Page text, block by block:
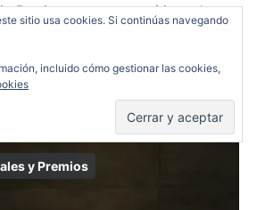
Dupieux: nuestras críticas de
en destacar el humor no
y Premios
sitio usa cookies. Si continúas navegando
incluido cómo gestionar las cookies,